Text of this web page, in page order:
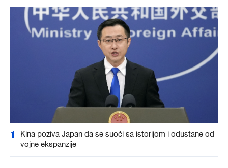
1
Kina poziva Japan da se suoči sa istorijom i odustane od
vojne ekspanzije